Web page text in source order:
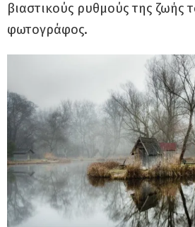
βιαστικούς ρυθμούς της ζωής
φωτογράφος.